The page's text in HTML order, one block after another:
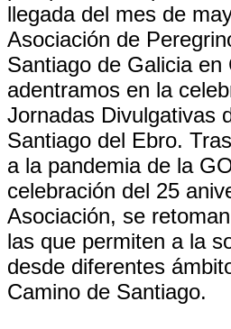
llegada del mes de
Asociación de
Santiago de Galicia en
adentramos en la
Jornadas Divulgativas
Santiago del Ebro.
a la pandemia de la
celebración del 25
Asociación, se
las que permiten a la
desde diferentes
Camino de Santiago.